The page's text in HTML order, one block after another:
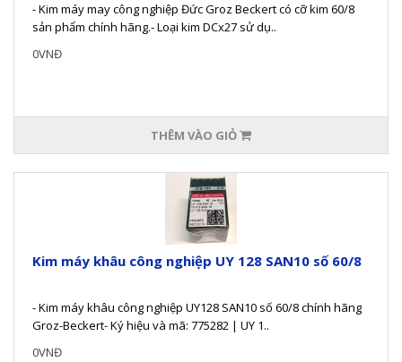
- Kim máy may công nghiệp Đức Groz Beckert có cỡ kim 60/8
sản phẩm chính hãng.- Loại kim DCx27 sử dụ..
0VNĐ
THÊM VÀO GIỎ
Kim máy khâu công nghiệp UY 128 SAN10 số 60/8
- Kim máy khâu công nghiệp UY128 SAN10 số 60/8 chính hãng
Groz-Beckert- Ký hiệu và mã: 775282 | UY 1..
0VNĐ